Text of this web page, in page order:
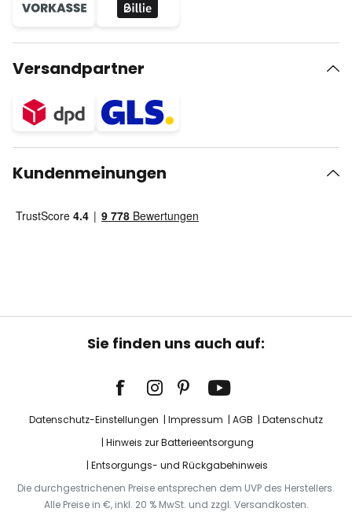
Versandpartner
Kundenmeinungen
Sie finden uns auch auf:
Datenschutz-Einstellungen Impressum AGB
Datenschutz
Hinweis zur Batterieentsorgung
Entsorgungs- und Rückgabehinweis
Die durchgestrichenen Preise entsprechen dem UVP des Herstellers.
Alle Preise in €, inkl. 20 % MwSt. und zzgl. Versandkosten.